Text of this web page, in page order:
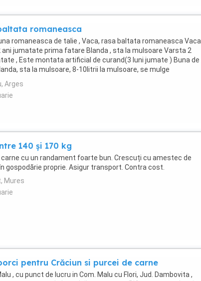
romaneasca
romaneasca de talie , Vaca, rasa baltata romaneasca Vaca
ani jumatate prima fatare Blanda , sta la mulsoare Varsta 2
, Este montata artificial de curand(3 luni jumate ) Buna de
sta la mulsoare, 8-10litrii la mulsoare, se mulge
si seara Pentru ...
Arges
140 și 170 kg
carne cu un randament foarte bun. Crescuți cu amestec de
gospodărie proprie. Asigur transport. Contra cost.
Mures
pentru Crăciun si purcei de carne
, cu punct de lucru in Com. Malu cu Flori, Jud. Dambovita ,